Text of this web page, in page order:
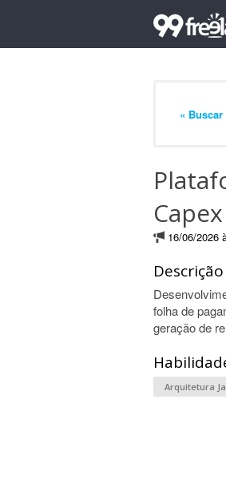
«
Capex
16/06/2026
folha de
geração de
Arquitetura